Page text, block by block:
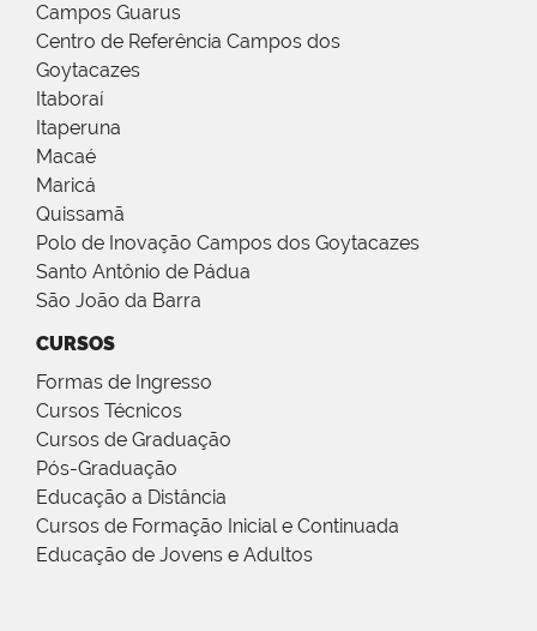
Campos Guarus
Centro de Referência Campos dos
Goytacazes
Itaboraí
Itaperuna
Macaé
Maricá
Quissamã
Polo de Inovação Campos dos Goytacazes
Santo Antônio de Pádua
São João da Barra
CURSOS
Formas de Ingresso
Cursos Técnicos
Cursos de Graduação
Pós-Graduação
Educação a Distância
Cursos de Formação Inicial e Continuada
Educação de Jovens e Adultos